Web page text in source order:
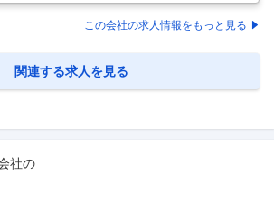
顧客との打合せ ・元請官公庁工事の現場代理人
の作成 ・部品、機材などの手配 ・施工中現場の安
の履修経験のある方 ・施工管理や設備管理経験の
施工管理・現場代…
この会社の求人情報をもっと見る
関連する求人を見る
社の